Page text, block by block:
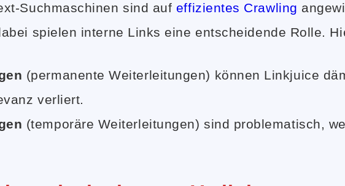
Suchmaschinen sind auf effizientes Crawling
spielen interne Links eine entscheidende Rolle.
(permanente Weiterleitungen) können Linkjuice
verliert.
(temporäre Weiterleitungen) sind problematisch,